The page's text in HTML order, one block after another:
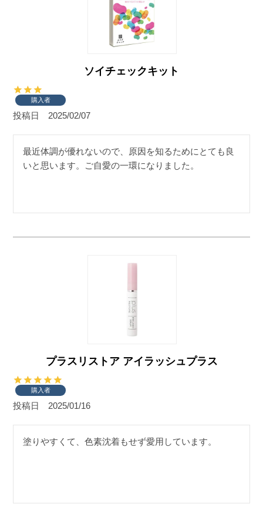
ソイチェックキット
購入者
投稿日 2025/02/07
最近体調が優れないので、原因を知るためにとても良
いと思います。ご自愛の一環になりました。
プラスリストア アイラッシュプラス
購入者
投稿日 2025/01/16
塗りやすくて、色素沈着もせず愛用しています。